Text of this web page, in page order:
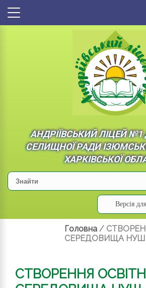
АНДРІЇВСЬКИЙ ЛІЦЕЙ №1
СЕЛИЩНОЇ РАДИ
ХАРКІВСЬКОЇ
Версія
Головна /
СЕРЕДОВИЩА НУШ
СТВОРЕННЯ